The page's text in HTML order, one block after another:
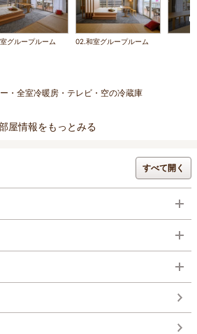
グループルーム 02.和室グループルーム
・全室冷暖房・テレビ・空の冷蔵庫
屋情報をもっとみる
すべて開く